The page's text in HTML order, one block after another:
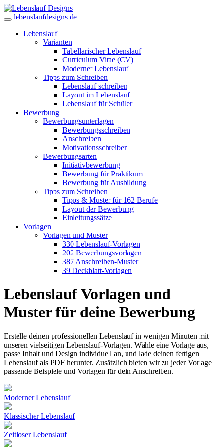
lebenslaufdesigns.de
Lebenslauf
Varianten
Tabellarischer Lebenslauf
Curriculum Vitae (CV)
Moderner Lebenslauf
Tipps zum Schreiben
Lebenslauf schreiben
Layout im Lebenslauf
Lebenslauf für Schüler
Bewerbung
Bewerbungsunterlagen
Bewerbungsschreiben
Anschreiben
Motivationsschreiben
Bewerbungsarten
Initiativbewerbung
Bewerbung für Praktikum
Bewerbung für Ausbildung
Tipps zum Schreiben
Tipps & Muster für 162 Berufe
Layout der Bewerbung
Einleitungssätze
Vorlagen
Vorlagen und Muster
330 Lebenslauf-Vorlagen
202 Bewerbungsvorlagen
387 Anschreiben-Muster
39 Deckblatt-Vorlagen
Lebenslauf Vorlagen und
Muster für deine Bewerbung
Erstelle deinen professionellen Lebenslauf in wenigen Minuten mit
unseren vielseitigen Lebenslauf-Vorlagen. Wähle eine Vorlage aus,
passe Inhalt und Design individuell an, und lade deinen fertigen
Lebenslauf als PDF herunter. Zusätzlich bieten wir zu jeder Vorlage
passende Beispiele und Vorlagen für dein Anschreiben.
Moderner Lebenslauf
Klassischer Lebenslauf
Zeitloser Lebenslauf